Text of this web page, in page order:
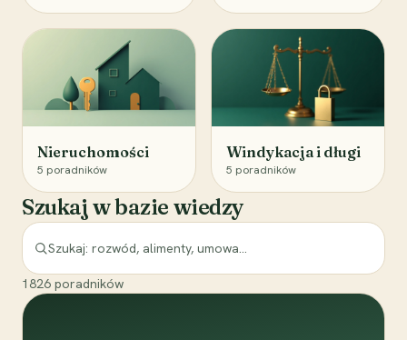
Nieruchomości
5 poradników
Windykacja i długi
5 poradników
Szukaj w bazie wiedzy
1826 poradników